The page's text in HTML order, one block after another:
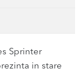
Sprinter
in stare